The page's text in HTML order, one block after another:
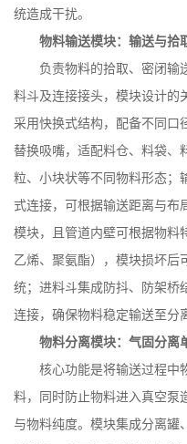
统造成干扰。
物料输送模块：输送与拾
负责物料的拾取、密闭输
料斗及连接接头，模块设计的
采用快换式结构，配备不同口
替换吸嘴，适配料仓、料袋、
粒、小块状等不同物料形态；
式连接，可根据输送距离与布
模块，且管道内壁可根据物料
乙烯、聚氨酯），模块损坏后
统；进料斗集成防抖、防架桥
连接，确保物料稳定输送至分
物料分离模块：气固分离
核心功能是将输送过程中
料，同时防止物料进入真空泵
与物料纯度。模块集成分离罐